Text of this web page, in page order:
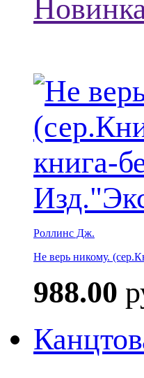
Роллинс Дж.
Не верь никому.
988.00